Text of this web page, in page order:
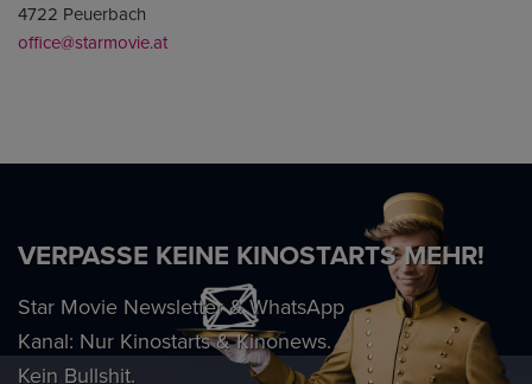
4722 Peuerbach
office@starmovie.at
VERPASSE KEINE KINOSTARTS MEHR!
Star Movie Newsletter & WhatsApp
Kanal: Nur Kinostarts & Kinonews.
Kein Bullshit.